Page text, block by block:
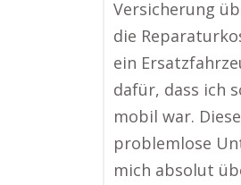
Versicherung
die
ein
dafür, dass ich
mobil war.
problemlose
mich absolut